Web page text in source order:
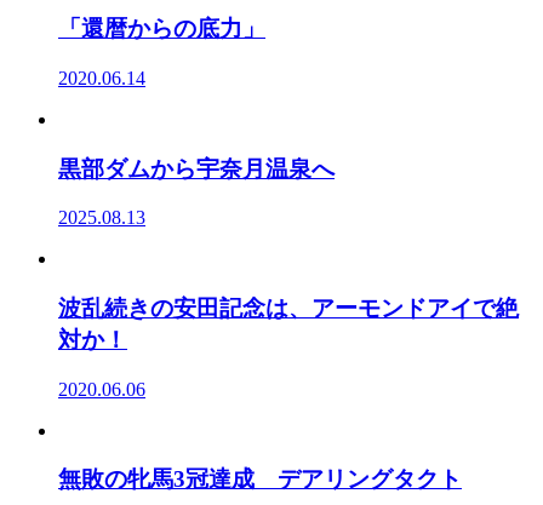
「還暦からの底力」
2020.06.14
黒部ダムから宇奈月温泉へ
2025.08.13
波乱続きの安田記念は、アーモンドアイで絶
対か！
2020.06.06
無敗の牝馬3冠達成 デアリングタクト